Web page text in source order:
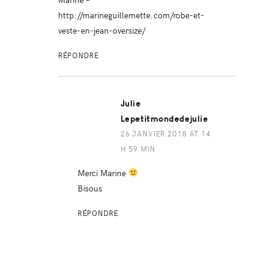
http://marineguillemette.com/robe-et-
veste-en-jean-oversize/
RÉPONDRE
Julie
Lepetitmondedejulie
26 JANVIER 2018 AT 14
H 59 MIN
Merci Marine
Bisous
RÉPONDRE